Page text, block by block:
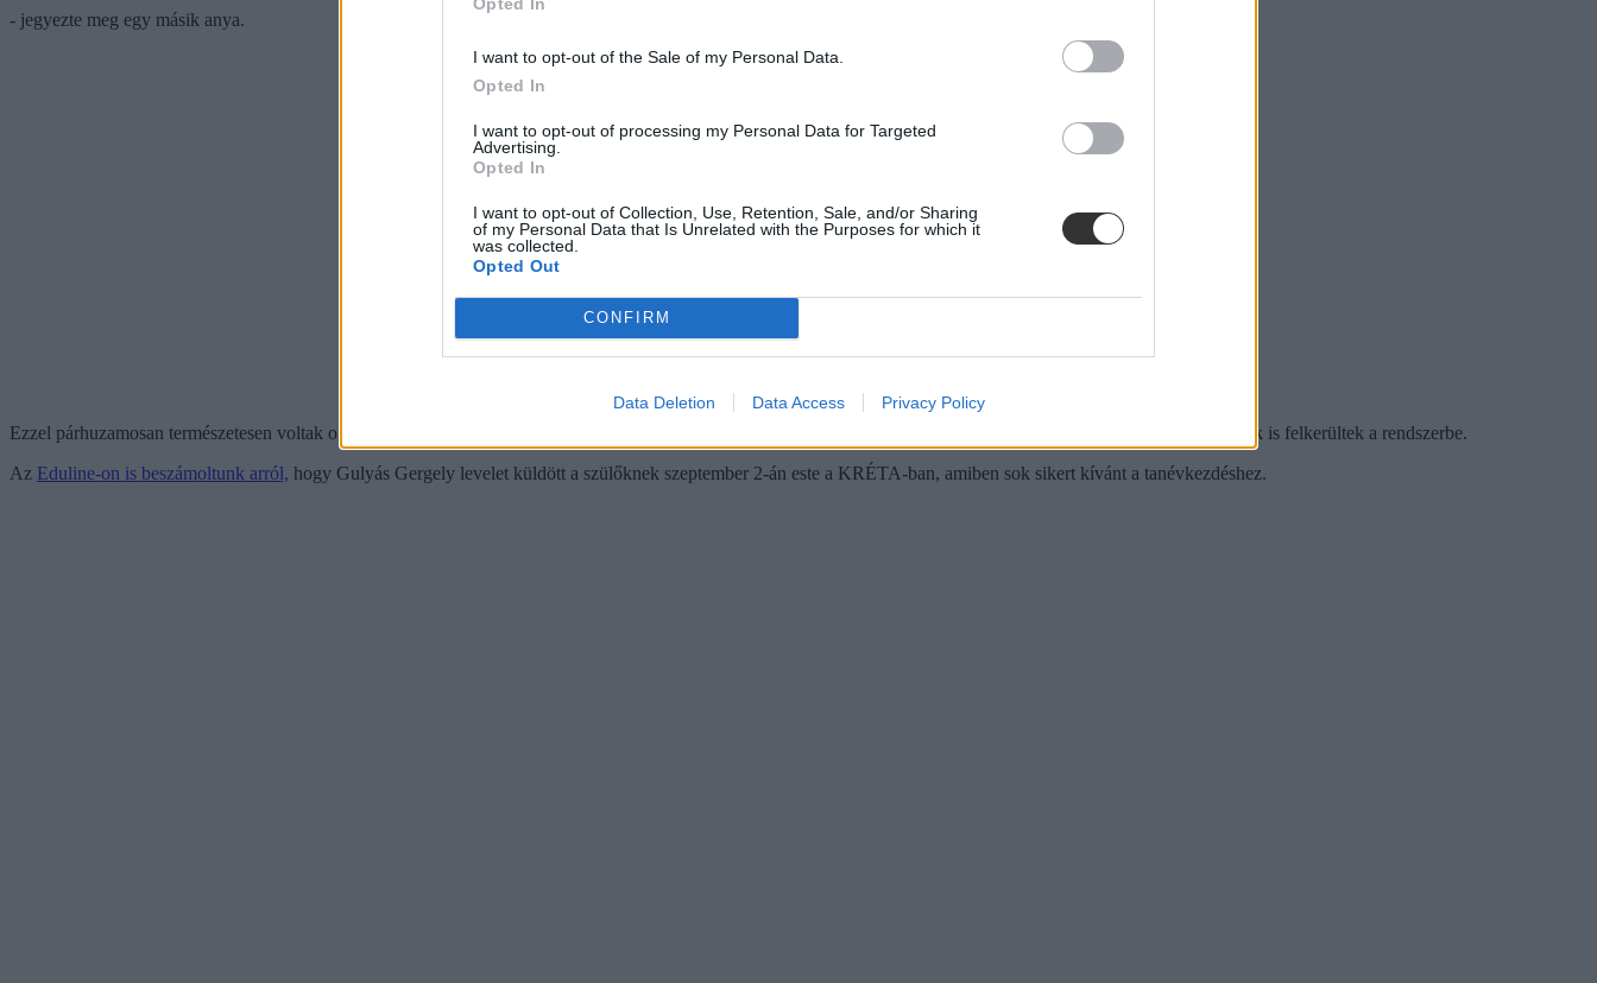
I want to opt-out of the Sale of my Personal Data.
Opted In
I want to opt-out of processing my Personal Data for Targeted
Advertising.
Opted In
I want to opt-out of Collection, Use, Retention, Sale, and/or Sharing
of my Personal Data that Is Unrelated with the Purposes for which it
was collected.
Opted Out
CONFIRM
Data Deletion Data Access Privacy Policy
- jegyezte meg egy másik anya.
Ezzel párhuzamosan természetesen voltak olyan iskolák, ahol zökkenőmentes volt a KRÉTA-ban is tanévkezdés: az órarend mellett már a házi feladatok és a dicséretek is felkerültek a rendszerbe.
Az Eduline-on is beszámoltunk arról, hogy Gulyás Gergely levelet küldött a szülőknek szeptember 2-án este a KRÉTA-ban, amiben sok sikert kívánt a tanévkezdéshez.